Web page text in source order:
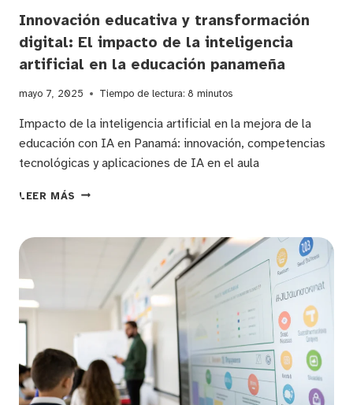
Innovación educativa y transformación
digital: El impacto de la inteligencia
artificial en la educación panameña
mayo 7, 2025 Tiempo de lectura: 8 minutos
Impacto de la inteligencia artificial en la mejora de la
educación con IA en Panamá: innovación, competencias
tecnológicas y aplicaciones de IA en el aula
LEER MÁS INNOVACIÓN
TRANSFORMACIÓN
IMPACTO
INTELIGENCIA
ARTIFICIAL
EN
LA
EDUCACIÓN